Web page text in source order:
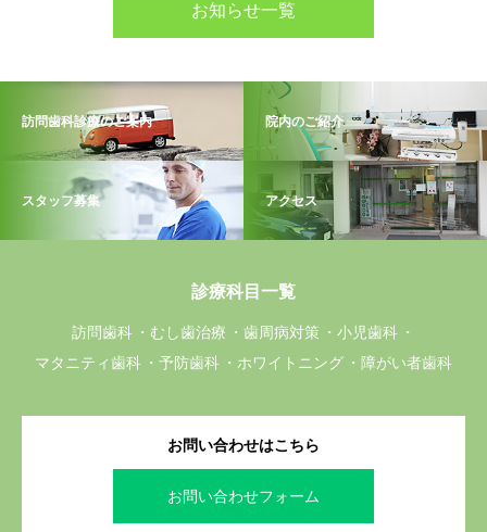
お知らせ一覧
訪問歯科診療のご案内 院内のご紹介
スタッフ募集 アクセス
診療科目一覧
訪問歯科 むし歯治療 歯周病対策
小児歯科
マタニティ歯科
予防歯科 ホワイトニング 障がい者歯科
お問い合わせはこちら
お問い合わせフォーム